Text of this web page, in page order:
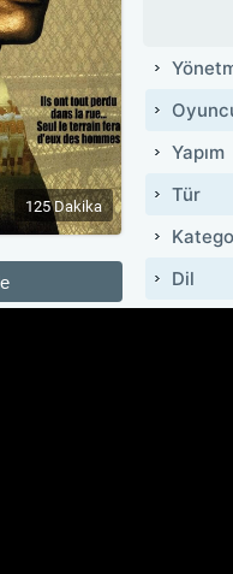
125 Dakika
Yapım
Tür
Dil